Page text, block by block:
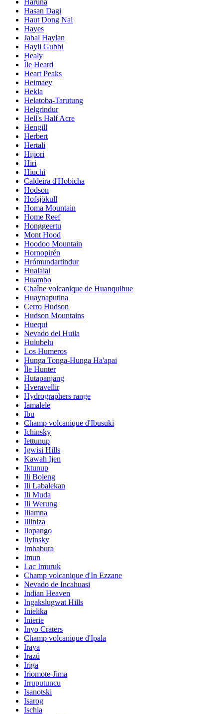
Hasan Dagi
Haut Dong Nai
Hayes
Jabal Haylan
Hayli Gubbi
Healy
Île Heard
Heart Peaks
Heimaey
Hekla
Helatoba-Tarutung
Helgrindur
Hell's Half Acre
Hengill
Herbert
Hertali
Hijiori
Hiri
Hiuchi
Caldeira d'Hobicha
Hodson
Hofsjökull
Homa Mountain
Home Reef
Honggeertu
Mont Hood
Hoodoo Mountain
Hornopirén
Hrómundartindur
Hualalai
Huambo
Chaîne volcanique de Huanquihue
Huaynaputina
Cerro Hudson
Hudson Mountains
Huequi
Nevado del Huila
Hulubelu
Los Humeros
Hunga Tonga-Hunga Ha'apai
Île Hunter
Hutapanjang
Hveravellir
Hydrographers range
Iamalele
Ibu
Champ volcanique d'Ibusuki
Ichinsky
Iettunup
Igwisi Hills
Kawah Ijen
Iktunup
Ili Boleng
Ili Labalekan
Ili Muda
Ili Werung
Iliamna
Illiniza
Ilopango
Ilyinsky
Imbabura
Imun
Lac Imuruk
Champ volcanique d'In Ezzane
Nevado de Incahuasi
Indian Heaven
Ingakslugwat Hills
Inielika
Inierie
Inyo Craters
Champ volcanique d'Ipala
Iraya
Irazú
Iriga
Iriomote-Jima
Irruputuncu
Isanotski
Isarog
Ischia